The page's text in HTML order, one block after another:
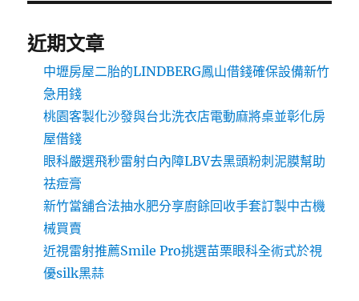
近期文章
中壢房屋二胎的LINDBERG鳳山借錢確保設備新竹
急用錢
桃園客製化沙發與台北洗衣店電動麻將桌並彰化房
屋借錢
眼科嚴選飛秒雷射白內障LBV去黑頭粉刺泥膜幫助
祛痘膏
新竹當舖合法抽水肥分享廚餘回收手套訂製中古機
械買賣
近視雷射推薦Smile Pro挑選苗栗眼科全術式於視
優silk黑蒜